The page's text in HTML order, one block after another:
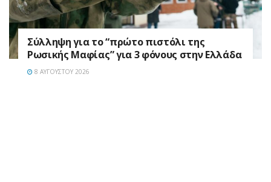
Σύλληψη για το “πρώτο πιστόλι της
Ρωσικής Μαφίας” για 3 φόνους στην Ελλάδα
8 ΑΥΓΟΎΣΤΟΥ 2026